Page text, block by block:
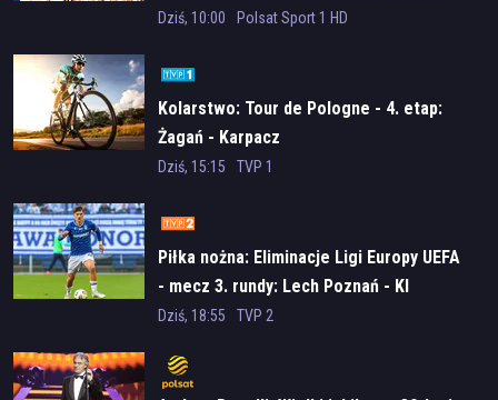
Radom - Netland MKS Kalisz
Dziś, 10:00 Polsat Sport 1 HD
Kolarstwo: Tour de Pologne - 4. etap:
Żagań - Karpacz
Dziś, 15:15 TVP 1
Piłka nożna: Eliminacje Ligi Europy UEFA
- mecz 3. rundy: Lech Poznań - KI
Klaksvik
Dziś, 18:55 TVP 2